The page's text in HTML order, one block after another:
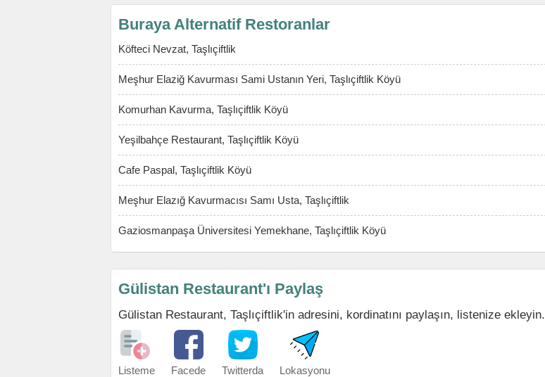
Buraya Alternatif Restoranlar
Köfteci Nevzat, Taşlıçiftlik
Meşhur Elaziğ Kavurması Sami Ustanın Yeri, Taşlıçiftlik Köyü
Komurhan Kavurma, Taşlıçiftlik Köyü
Yeşilbahçe Restaurant, Taşlıçiftlik Köyü
Cafe Paspal, Taşlıçiftlik Köyü
Meşhur Elazığ Kavurmacısı Samı Usta, Taşlıçiftlik
Gaziosmanpaşa Üniversitesi Yemekhane, Taşlıçiftlik Köyü
Gülistan Restaurant'ı Paylaş
Gülistan Restaurant, Taşlıçiftlik'in adresini, kordinatını paylaşın, listenize ekleyin.
Listeme
Facede
Twitterda
Lokasyonu